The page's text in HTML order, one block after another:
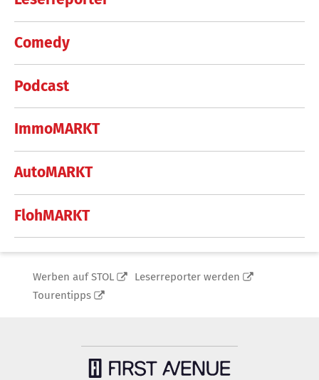
Comedy
Podcast
ImmoMARKT
AutoMARKT
FlohMARKT
Werben auf STOL
Leserreporter werden
Tourentipps